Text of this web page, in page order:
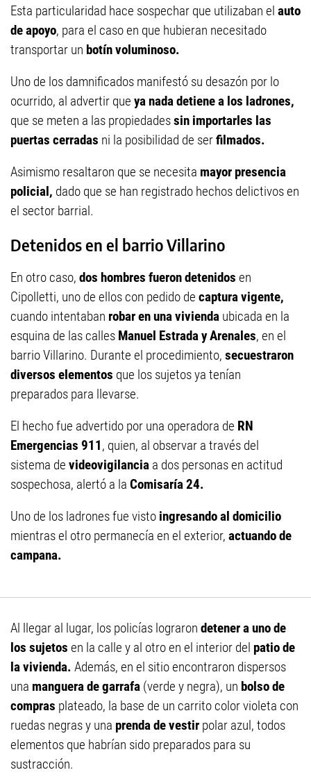
Esta particularidad hace sospechar que utilizaban el auto
de apoyo, para el caso en que hubieran necesitado
transportar un botín voluminoso.
Uno de los damnificados manifestó su desazón por lo
ocurrido, al advertir que ya nada detiene a los ladrones,
que se meten a las propiedadessin importarles las
puertas cerradas ni la posibilidad de serfilmados.
Asimismo resaltaron que se necesita mayor presencia
policial, dado que se han registrado hechos delictivos en
el sector barrial.
Detenidos en el barrio Villarino
En otro caso, dos hombres fueron detenidos en
Cipolletti, uno de ellos con pedido de captura vigente,
cuando intentaban robar en una vivienda ubicada en la
esquina de las calles Manuel Estrada y Arenales, en el
barrio Villarino. Durante el procedimiento, secuestraron
diversos elementos que los sujetos ya tenían
preparados para llevarse.
El hecho fue advertido por una operadora de RN
Emergencias 911, quien, al observar a través del
sistema de videovigilancia a dos personas en actitud
sospechosa, alertó a la Comisaría 24.
Uno de los ladrones fue visto ingresando al domicilio
mientras el otro permanecía en el exterior, actuando de
campana.
Al llegar al lugar, los policías lograron detener a uno de
los sujetos en la calle y al otro en el interior del patio de
la vivienda. Además, en el sitio encontraron dispersos
una manguera de garrafa (verde y negra), un bolso de
compras plateado, la base de un carrito color violeta con
ruedas negras y una prenda de vestir polar azul, todos
elementos que habrían sido preparados para su
sustracción.